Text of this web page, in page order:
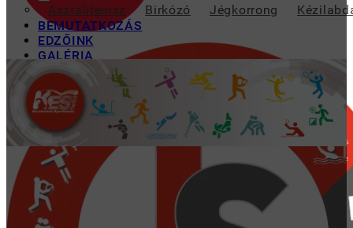
Asztalitenisz Birkózó Jégkorrong
BEMUTATKOZÁS
EDZŐINK
GALÉRIA
TAO
KAPCSOLAT